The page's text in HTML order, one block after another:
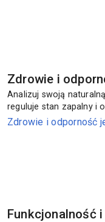
Zdrowie i
Analizuj swoją
reguluje stan zapalny i
Zdrowie i odporność
Funkcjonalność